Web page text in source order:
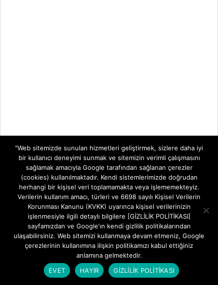
"Web sitemizde sunulan hizmetleri geliştirmek, sizlere daha iyi
bir kullanıcı deneyimi sunmak ve sitemizin verimli çalışmasını
sağlamak amacıyla Google tarafından sağlanan çerezler
(cookies) kullanılmaktadır. Kendi sistemlerimizde doğrudan
herhangi bir kişisel veri toplamamakta veya işlememekteyiz.
Verilerin kullanım amacı, türleri ve 6698 sayılı Kişisel Verilerin
Korunması Kanunu (KVKK) uyarınca kişisel verilerinizin
işlenmesiyle ilgili detaylı bilgilere [GİZLİLİK POLİTİKASI]
sayfamızdan ve Google'ın kendi gizlilik politikalarından
ulaşabilirsiniz. Web sitemizi kullanmaya devam etmeniz, Google
çerezlerinin kullanımına ilişkin politikamızı kabul ettiğiniz
anlamına gelmektedir.
EVET
HAYIR GİZLİLİK POLİTİKASI